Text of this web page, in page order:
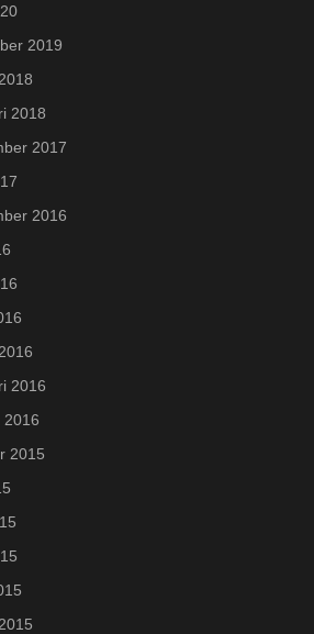
2019
2018
2017
2016
2016
2016
2015